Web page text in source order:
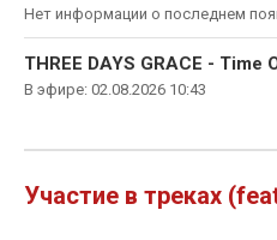
Нет информации о последнем
THREE DAYS GRACE - Time
В эфире: 02.08.2026 10:43
Участие в треках